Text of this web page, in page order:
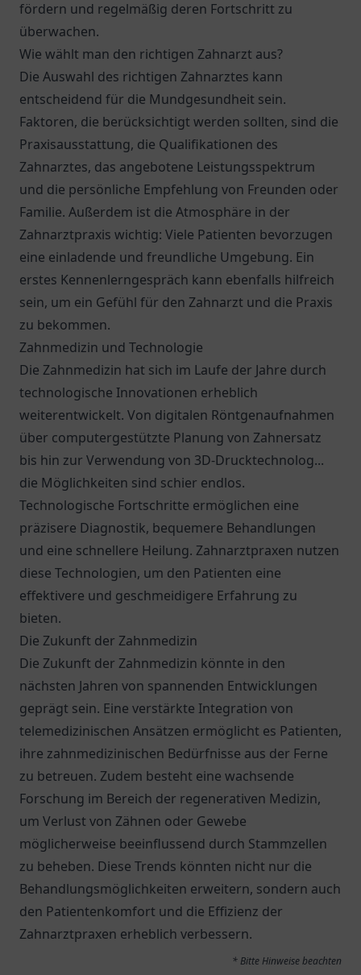
fördern und regelmäßig deren Fortschritt zu
überwachen.
Wie wählt man den richtigen Zahnarzt aus?
Die Auswahl des richtigen Zahnarztes kann
entscheidend für die Mundgesundheit sein.
Faktoren, die berücksichtigt werden sollten, sind die
Praxisausstattung, die Qualifikationen des
Zahnarztes, das angebotene Leistungsspektrum
und die persönliche Empfehlung von Freunden oder
Familie. Außerdem ist die Atmosphäre in der
Zahnarztpraxis wichtig: Viele Patienten bevorzugen
eine einladende und freundliche Umgebung. Ein
erstes Kennenlerngespräch kann ebenfalls hilfreich
sein, um ein Gefühl für den Zahnarzt und die Praxis
zu bekommen.
Zahnmedizin und Technologie
Die Zahnmedizin hat sich im Laufe der Jahre durch
technologische Innovationen erheblich
weiterentwickelt. Von digitalen Röntgenaufnahmen
über computergestützte Planung von Zahnersatz
bis hin zur Verwendung von 3D-Drucktechnolog...
die Möglichkeiten sind schier endlos.
Technologische Fortschritte ermöglichen eine
präzisere Diagnostik, bequemere Behandlungen
und eine schnellere Heilung. Zahnarztpraxen nutzen
diese Technologien, um den Patienten eine
effektivere und geschmeidigere Erfahrung zu
bieten.
Die Zukunft der Zahnmedizin
Die Zukunft der Zahnmedizin könnte in den
nächsten Jahren von spannenden Entwicklungen
geprägt sein. Eine verstärkte Integration von
telemedizinischen Ansätzen ermöglicht es Patienten,
ihre zahnmedizinischen Bedürfnisse aus der Ferne
zu betreuen. Zudem besteht eine wachsende
Forschung im Bereich der regenerativen Medizin,
um Verlust von Zähnen oder Gewebe
möglicherweise beeinflussend durch Stammzellen
zu beheben. Diese Trends könnten nicht nur die
Behandlungsmöglichkeiten erweitern, sondern auch
den Patientenkomfort und die Effizienz der
Zahnarztpraxen erheblich verbessern.
* Bitte Hinweise beachten